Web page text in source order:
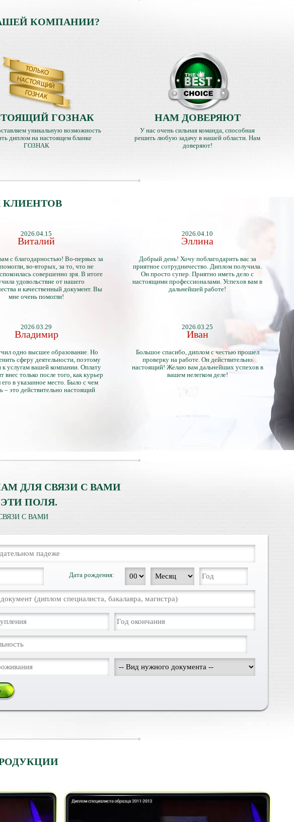
КОМПАНИИ?
ГОЗНАК
уникальную возможность
диплом на настоящем бланке
ГОЗНАК
НАМ ДОВЕРЯЮТ
У нас очень сильная команда, способная
решить любую задачу в нашей области. Нам
доверяют!
2026.04.15
Виталий
с благодарностью! Во-первых за
во-вторых, за то, что не
совершенно зря. В итоге
удовольствие от нашего
и качественный документ. Вы
мне очень помогли!
2026.04.10
Эллина
Добрый день! Хочу поблагодарить вас за
приятное сотрудничество. Диплом получила.
Он просто супер. Приятно иметь дело с
настоящими профессионалами. Успехов вам в
дальнейшей работе!
2026.03.29
Владимир
одно высшее образование. Но
сферу деятельности, поэтому
к услугам вашей компании. Оплату
внес только после того, как курьер
его в указанное место. Было с чем
– это действительно настоящий
2026.03.25
Иван
Большое спасибо, диплом с честью прошел
проверку на работе. Он действительно
настоящий! Желаю вам дальнейших успехов в
вашем нелегком деле!
ДЛЯ СВЯЗИ С ВАМИ
ПОЛЯ.
С ВАМИ
Дата рождения: